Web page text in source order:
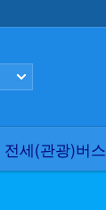
전세(관광)버스